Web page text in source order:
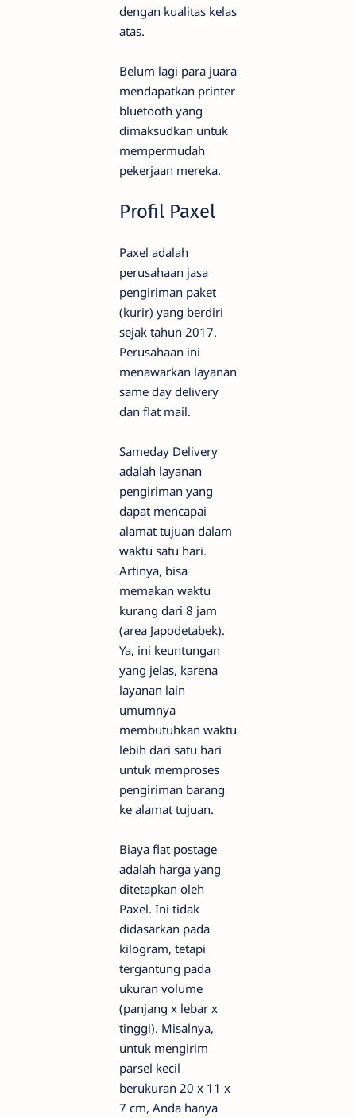
dengan kualitas kelas
atas.
Belum lagi para juara
mendapatkan printer
bluetooth yang
dimaksudkan untuk
mempermudah
pekerjaan mereka.
Profil Paxel
Paxel adalah
perusahaan jasa
pengiriman paket
(kurir) yang berdiri
sejak tahun 2017.
Perusahaan ini
menawarkan layanan
same day delivery
dan flat mail.
Sameday Delivery
adalah layanan
pengiriman yang
dapat mencapai
alamat tujuan dalam
waktu satu hari.
Artinya, bisa
memakan waktu
kurang dari 8 jam
(area Japodetabek).
Ya, ini keuntungan
yang jelas, karena
layanan lain
umumnya
membutuhkan waktu
lebih dari satu hari
untuk memproses
pengiriman barang
ke alamat tujuan.
Biaya flat postage
adalah harga yang
ditetapkan oleh
Paxel. Ini tidak
didasarkan pada
kilogram, tetapi
tergantung pada
ukuran volume
(panjang x lebar x
tinggi). Misalnya,
untuk mengirim
parsel kecil
berukuran 20 x 11 x
7 cm, Anda hanya